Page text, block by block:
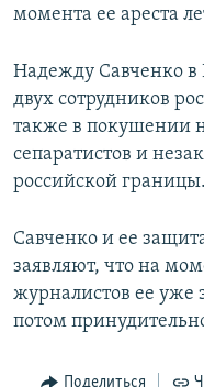
момента ее ареста
Надежду Савченко в
двух сотрудников
также в покушении
сепаратистов и
российской границы.
Савченко и ее
заявляют, что на
журналистов ее уже
потом
Поделиться